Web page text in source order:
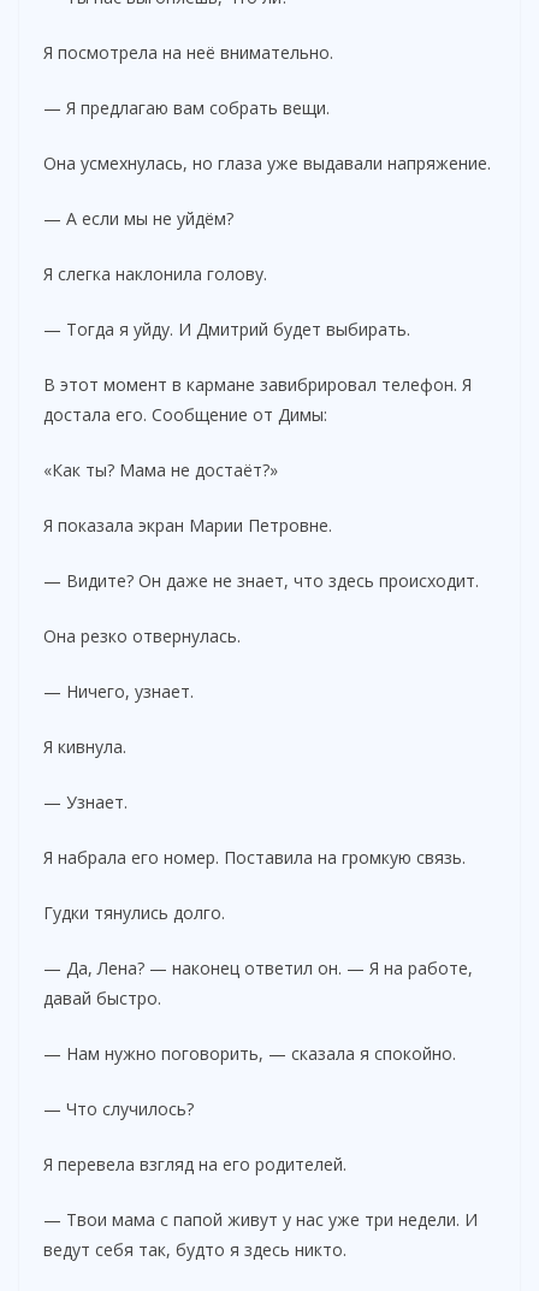
Я посмотрела на неё внимательно.
— Я предлагаю вам собрать вещи.
Она усмехнулась, но глаза уже выдавали напряжение.
— А если мы не уйдём?
Я слегка наклонила голову.
— Тогда я уйду. И Дмитрий будет выбирать.
В этот момент в кармане завибрировал телефон. Я
достала его. Сообщение от Димы:
«Как ты? Мама не достаёт?»
Я показала экран Марии Петровне.
— Видите? Он даже не знает, что здесь происходит.
Она резко отвернулась.
— Ничего, узнает.
Я кивнула.
— Узнает.
Я набрала его номер. Поставила на громкую связь.
Гудки тянулись долго.
— Да, Лена? — наконец ответил он. — Я на работе,
давай быстро.
— Нам нужно поговорить, — сказала я спокойно.
— Что случилось?
Я перевела взгляд на его родителей.
— Твои мама с папой живут у нас уже три недели. И
ведут себя так, будто я здесь никто.